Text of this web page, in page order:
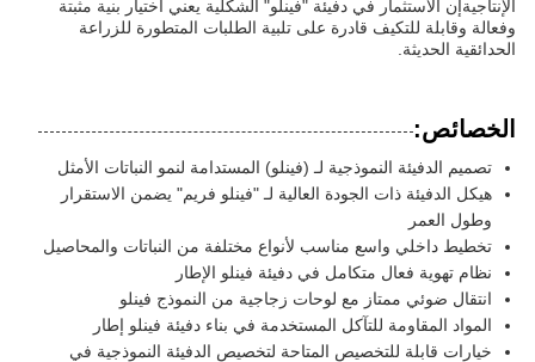
الإنتاجيةإن الاستثمار في دفيئة "فينلو" الشكلية يعني اختيار بنية مثبتة
وفعالة وقابلة للتكيف قادرة على تلبية الطلبات المتطورة للزراعة
الحدائقية الحديثة.
الخصائص:
تصميم الدفيئة النموذجية لـ (فينلو) المستدامة لنمو النباتات الأمثل
هيكل الدفيئة ذات الجودة العالية لـ "فينلو فريم" يضمن الاستقرار
وطول العمر
تخطيط داخلي واسع مناسب لأنواع مختلفة من النباتات والمحاصيل
نظام تهوية فعال متكامل في دفيئة فينلو الإطار
انتقال ضوئي ممتاز مع لوحات زجاجية من النموذج فينلو
المواد المقاومة للتآكل المستخدمة في بناء دفيئة فينلو إطار
خيارات قابلة للتخصيص المتاحة لتخصيص الدفيئة النموذجية في